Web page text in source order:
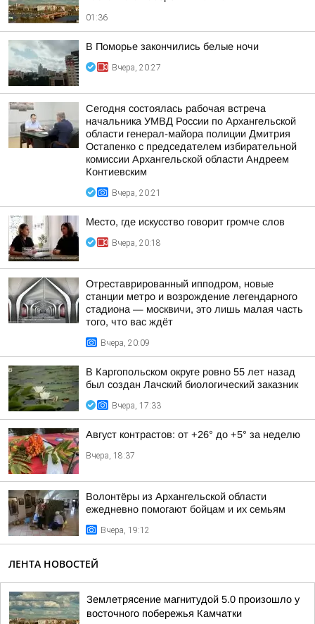
01:36
В Поморье закончились белые ночи
Вчера, 20:27
Сегодня состоялась рабочая встреча
начальника УМВД России по Архангельской
области генерал-майора полиции Дмитрия
Остапенко с председателем избирательной
комиссии Архангельской области Андреем
Контиевским
Вчера, 20:21
Место, где искусство говорит громче слов
Вчера, 20:18
Отреставрированный ипподром, новые
станции метро и возрождение легендарного
стадиона — москвичи, это лишь малая часть
того, что вас ждёт
Вчера, 20:09
В Каргопольском округе ровно 55 лет назад
был создан Лачский биологический заказник
Вчера, 17:33
Август контрастов: от +26° до +5° за неделю
Вчера, 18:37
Волонтёры из Архангельской области
ежедневно помогают бойцам и их семьям
Вчера, 19:12
ЛЕНТА НОВОСТЕЙ
Землетрясение магнитудой 5.0 произошло у
восточного побережья Камчатки